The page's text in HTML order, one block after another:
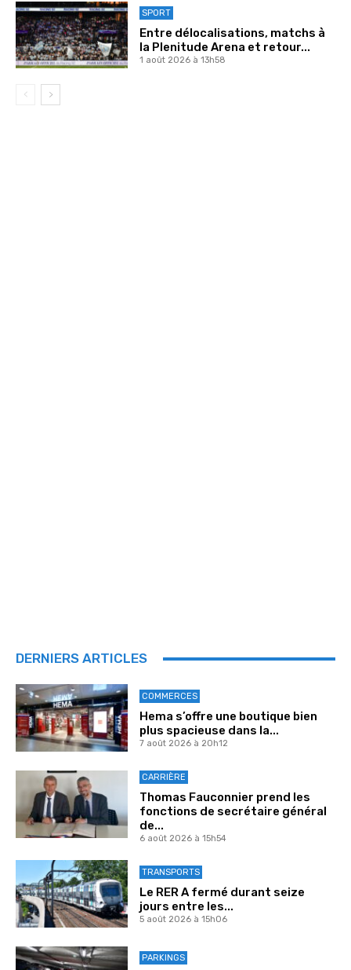
SPORT
Entre délocalisations, matchs à
la Plenitude Arena et retour...
1 août 2026 à 13h58
DERNIERS ARTICLES
COMMERCES
Hema s’offre une boutique bien
plus spacieuse dans la...
7 août 2026 à 20h12
CARRIÈRE
Thomas Fauconnier prend les
fonctions de secrétaire général
de...
6 août 2026 à 15h54
TRANSPORTS
Le RER A fermé durant seize
jours entre les...
5 août 2026 à 15h06
PARKINGS